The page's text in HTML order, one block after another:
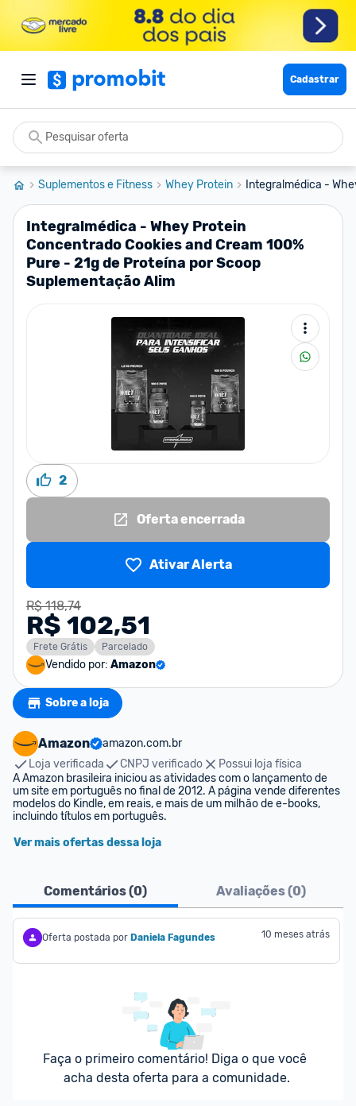
Cadastrar
Suplementos e Fitness Whey Protein Integralmédica -
Integralmédica - Whey Protein
Concentrado Cookies and Cream 100%
Pure - 21g de Proteína por Scoop
Suplementação Alim
2
Oferta encerrada
Ativar Alerta
R$ 118,74
R$ 102,51
Frete Grátis Parcelado
Vendido por: Amazon
Sobre a loja
Amazon
amazon.com.br
Loja verificada
CNPJ verificado
Possui loja física
A Amazon brasileira iniciou as atividades com o lançamento de
um site em português no final de 2012. A página vende diferentes
modelos do Kindle, em reais, e mais de um milhão de e-books,
incluindo títulos em português.
Ver mais ofertas dessa loja
Comentários (0) Avaliações (0)
Oferta postada por Daniela Fagundes 10 meses atrás
Faça o primeiro comentário! Diga o que você
acha desta oferta para a comunidade.